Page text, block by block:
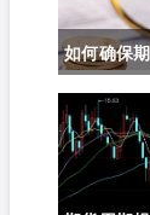
如何确保
定成交成
货止损单
呢)